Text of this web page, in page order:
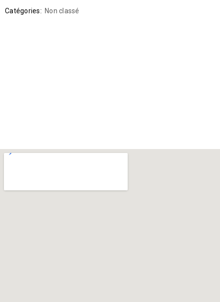
Catégories: Non classé